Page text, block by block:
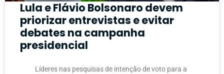
Lula e Flávio Bolsonaro devem
priorizar entrevistas e evitar
debates na campanha
presidencial
Líderes nas pesquisas de intenção de voto para a